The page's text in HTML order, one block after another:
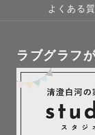
□ 0歳の息子を子
ママパパの出産
お気軽にお話く
□ 旅行、素敵な
よくある
ラブグラフ